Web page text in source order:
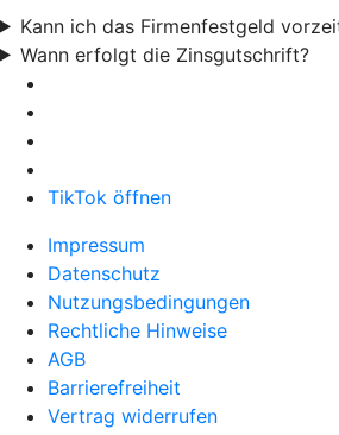
Kann ich das Firmenfestgeld
Wann erfolgt die Zinsgutschrift?
TikTok öffnen
Impressum
Datenschutz
Nutzungsbedingungen
Rechtliche Hinweise
AGB
Barrierefreiheit
Vertrag widerrufen